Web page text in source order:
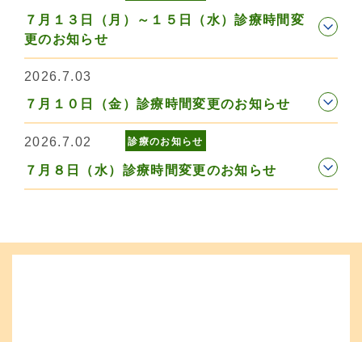
７月１３日（月）～１５日（水）診療時間変
更のお知らせ
2026.7.03
７月１０日（金）診療時間変更のお知らせ
2026.7.02 診療のお知らせ
７月８日（水）診療時間変更のお知らせ